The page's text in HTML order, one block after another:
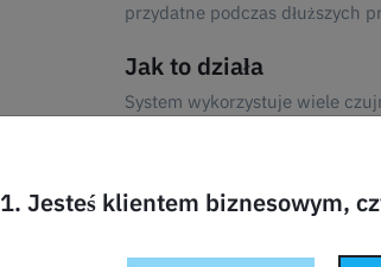
przydatne podczas dłuższych
Jak to działa
System wykorzystuje wiele
wykryta zostanie aktywność
aktywuje inteligentny
nietoksyczny, bezwonny i nie
Chociaż Fire Safety Set
1. Jesteś klientem biznesowym,